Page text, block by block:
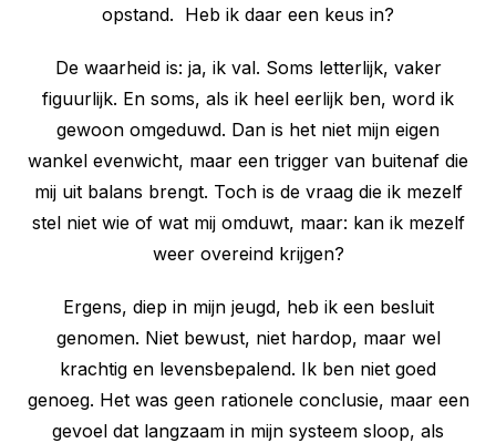
opstand. Heb ik daar een keus in?
De waarheid is: ja, ik val. Soms letterlijk, vaker
figuurlijk. En soms, als ik heel eerlijk ben, word ik
gewoon omgeduwd. Dan is het niet mijn eigen
wankel evenwicht, maar een trigger van buitenaf die
mij uit balans brengt. Toch is de vraag die ik mezelf
stel niet wie of wat mij omduwt, maar: kan ik mezelf
weer overeind krijgen?
Ergens, diep in mijn jeugd, heb ik een besluit
genomen. Niet bewust, niet hardop, maar wel
krachtig en levensbepalend. Ik ben niet goed
genoeg. Het was geen rationele conclusie, maar een
gevoel dat langzaam in mijn systeem sloop, als